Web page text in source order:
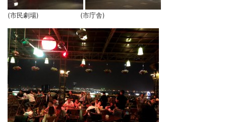
(市民劇場) (市庁舎)